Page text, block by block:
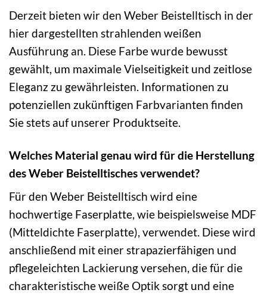
Derzeit bieten wir den Weber Beistelltisch in der
hier dargestellten strahlenden weißen
Ausführung an. Diese Farbe wurde bewusst
gewählt, um maximale Vielseitigkeit und zeitlose
Eleganz zu gewährleisten. Informationen zu
potenziellen zukünftigen Farbvarianten finden
Sie stets auf unserer Produktseite.
Welches Material genau wird für die Herstellung
des Weber Beistelltisches verwendet?
Für den Weber Beistelltisch wird eine
hochwertige Faserplatte, wie beispielsweise MDF
(Mitteldichte Faserplatte), verwendet. Diese wird
anschließend mit einer strapazierfähigen und
pflegeleichten Lackierung versehen, die für die
charakteristische weiße Optik sorgt und eine